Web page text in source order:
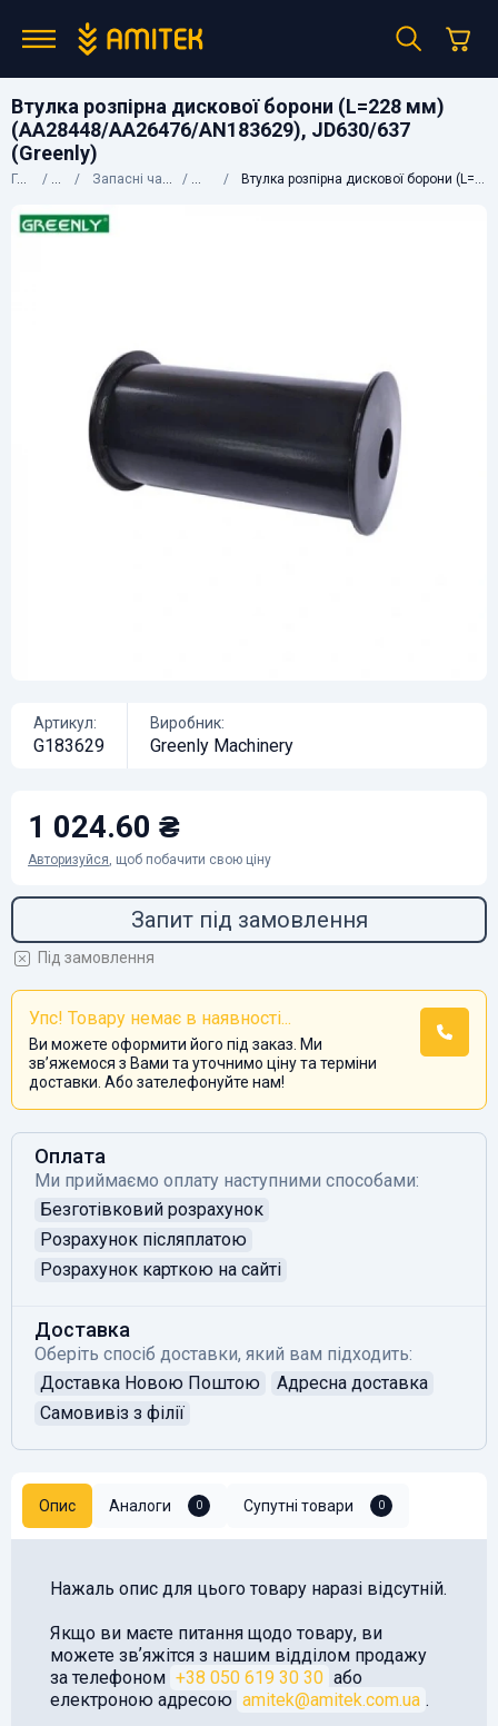
Втулка розпірна дискової борони (L=228 мм)
(AA28448/AA26476/AN183629), JD630/637
(Greenly)
Головна КаталогЗапасні частини до сільгосптехніки John DeereВтулка розпірна дискової борони (L=228 мм) (AA28448/AA26476/AN183629), JD630/637 (Greenly)
Артикул:
G183629
Виробник:
Greenly Machinery
1 024.60 ₴
Авторизуйся, щоб побачити свою ціну
Запит під замовлення
Під замовлення
Упс! Товару немає в наявності...
Ви можете оформити його під заказ. Ми
звʼяжемося з Вами та уточнимо ціну та терміни
доставки. Або зателефонуйте нам!
Оплата
Ми приймаємо оплату наступними способами:
Безготівковий розрахунок
Розрахунок післяплатою
Розрахунок карткою на сайті
Доставка
Оберіть спосіб доставки, який вам підходить:
Доставка Новою Поштою
Адресна доставка
Самовивіз з філії
Опис Аналоги 0 Супутні товари 0
Нажаль опис для цього товару наразі відсутній.
Якщо ви маєте питання щодо товару, ви
можете звʼяжітся з нашим відділом продажу
за телефоном +38 050 619 30 30 або
електроною адресою amitek@amitek.com.ua .